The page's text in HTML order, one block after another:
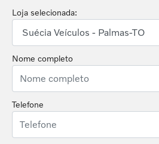
Loja selecionada:
Nome completo
Telefone